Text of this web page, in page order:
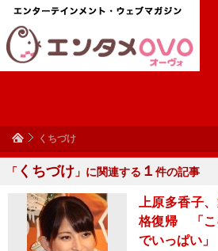
くちづけ
「 くちづけ 」に関連する １ 件の記事
上原多香子
格復帰 「こ
でいっぱい」